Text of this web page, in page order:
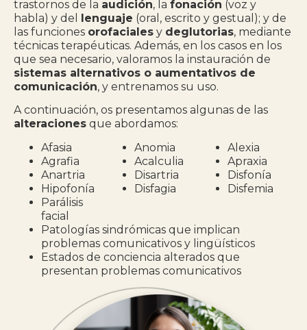
trastornos de la audición, la fonación (voz y
habla) y del lenguaje (oral, escrito y gestual); y de
las funciones orofaciales y deglutorias, mediante
técnicas terapéuticas. Además, en los casos en los
que sea necesario, valoramos la instauración de
sistemas alternativos o aumentativos de
comunicación, y entrenamos su uso.
A continuación, os presentamos algunas de las
alteraciones que abordamos:
Afasia
Agrafia
Anartria
Hipofonía
Parálisis
facial
Anomia
Acalculia
Disartria
Disfagia
Alexia
Apraxia
Disfonía
Disfemia
Patologías sindrómicas que implican
problemas comunicativos y lingüísticos
Estados de conciencia alterados que
presentan problemas comunicativos